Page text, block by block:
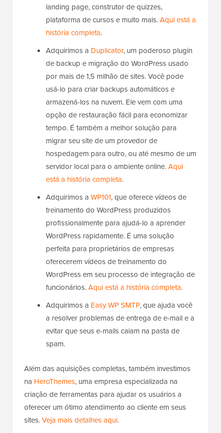
landing page, construtor de quizzes,
plataforma de cursos e muito mais.Aqui está a
história completa.
Adquirimos a Duplicator, um poderoso plugin
de backup e migração do WordPress usado
por mais de 1,5 milhão de sites. Você pode
usá-lo para criar backups automáticos e
armazená-los na nuvem. Ele vem com uma
opção de restauração fácil para economizar
tempo. É também a melhor solução para
migrar seu site de um provedor de
hospedagem para outro, ou até mesmo de um
servidor local para o ambiente online.Aqui
está a história completa.
Adquirimos a WP101, que oferece vídeos de
treinamento do WordPress produzidos
profissionalmente para ajudá-lo a aprender
WordPress rapidamente. É uma solução
perfeita para proprietários de empresas
oferecerem vídeos de treinamento do
WordPress em seu processo de integração de
funcionários.Aqui está a história completa.
Adquirimos a Easy WP SMTP, que ajuda você
a resolver problemas de entrega de e-mail e a
evitar que seus e-mails caiam na pasta de
spam.
Além das aquisições completas, também investimos
na HeroThemes, uma empresa especializada na
criação de ferramentas para ajudar os usuários a
oferecer um ótimo atendimento ao cliente em seus
sites.Veja mais detalhes aqui.